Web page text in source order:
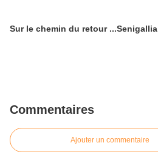
Sur le chemin du retour ...Senigallia
Commentaires
Ajouter un commentaire